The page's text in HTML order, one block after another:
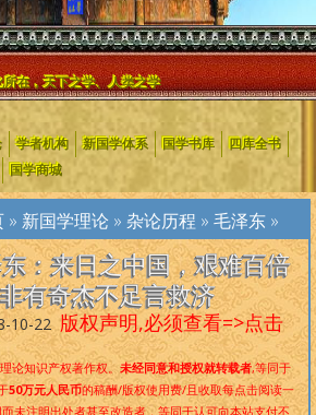
在，天下之学、人类之学
2002年更名为新国学网
，是中国最早的两个
，被国内外众多媒体、院校和机构(含政府
日流量高达到一百万。
，是对中国旧腐文化进行变革的大力推行
以自然科学为基础标准审视、梳理和改造传
再造华夏文化标准，重塑华夏民族精神，是
现在，新国学理论已经是一个非常完备、
的系统性理论，未来世界社会结构。
道家文佛学采拳术精 大 中 论 孟 周 诗 尚 礼 春秋左
学者机构 新国学体系 国学书库
四库全书
国学商城
» 新国学理论 » 杂论历程 » 毛泽东 »
：来日之中国，艰难百倍
有奇杰不足言救济
10-22版权声明,必须查看=>点击
论知识产权著作权。 未经同意和授权就转载者,等同于
50万元人民币的稿酬/版权使用费/且收取每点击阅读一
未注明出处者甚至改造者，等同于认可向本站支付不